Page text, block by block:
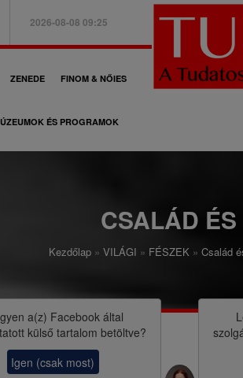
2026-08-08 09:25
ZENEDE FINOM & NŐIES
ÉS PROGRAMOK
CSALÁD
Kezdőlap VILÁGI FÉSZEK Család
a(z) Facebook által
külső tartalom betöltve?
Igen (csak most)